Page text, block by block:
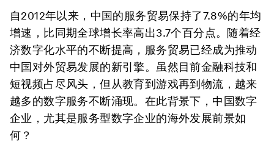
自2012年以来，中国的服务贸易保持了7.8%的年均
增速，比同期全球增长率高出3.7个百分点。随着经
济数字化水平的不断提高，服务贸易已经成为推动
中国对外贸易发展的新引擎。虽然目前金融科技和
短视频占尽风头，但从教育到游戏再到物流，越来
越多的数字服务不断涌现。在此背景下，中国数字
企业，尤其是服务型数字企业的海外发展前景如
何？